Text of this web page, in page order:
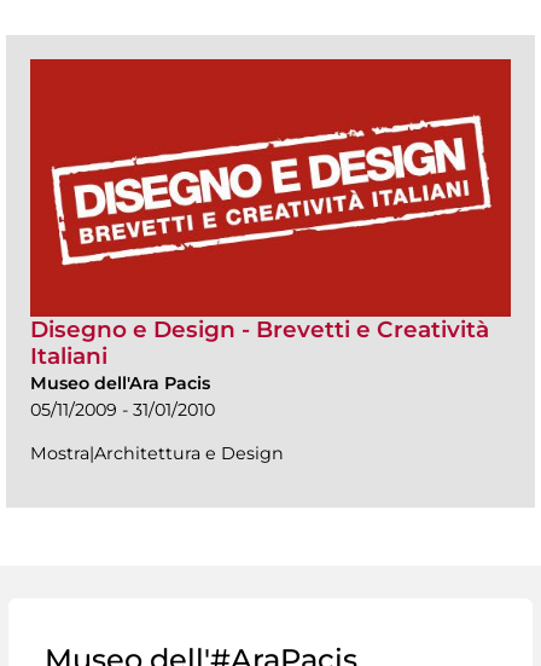
Disegno e Design - Brevetti e Creatività
Italiani
Museo dell'Ara Pacis
05/11/2009 - 31/01/2010
Mostra|Architettura e Design
Museo dell'#AraPacis